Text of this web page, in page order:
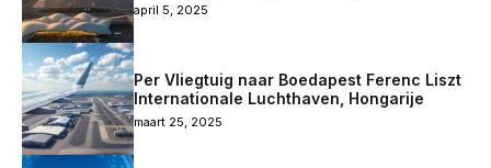
april 5, 2025
Per Vliegtuig naar Boedapest Ferenc Liszt
Internationale Luchthaven, Hongarije
maart 25, 2025